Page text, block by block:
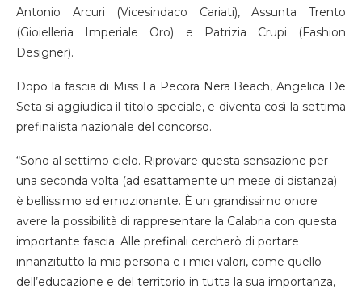
Antonio Arcuri (Vicesindaco Cariati), Assunta Trento
(Gioielleria Imperiale Oro) e Patrizia Crupi (Fashion
Designer).
Dopo la fascia di Miss La Pecora Nera Beach, Angelica De
Seta si aggiudica il titolo speciale, e diventa così la settima
prefinalista nazionale del concorso.
“Sono al settimo cielo. Riprovare questa sensazione per
una seconda volta (ad esattamente un mese di distanza)
è bellissimo ed emozionante. È un grandissimo onore
avere la possibilità di rappresentare la Calabria con questa
importante fascia. Alle prefinali cercherò di portare
innanzitutto la mia persona e i miei valori, come quello
dell’educazione e del territorio in tutta la sua importanza,